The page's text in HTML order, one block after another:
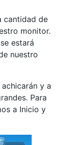
cantidad de
monitor.
estará
nuestro
y a
Para
a Inicio y